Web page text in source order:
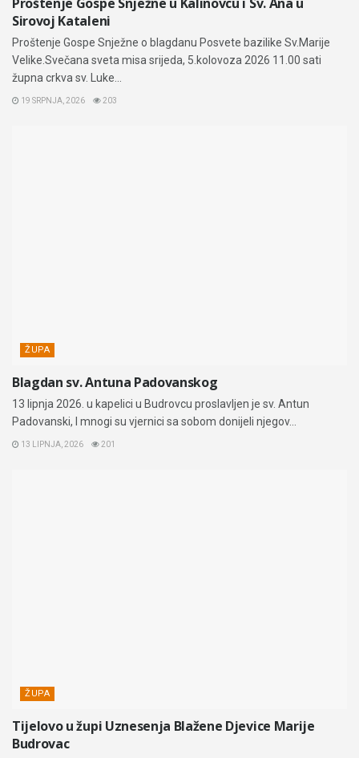
Sirovoj Kataleni
Proštenje Gospe Snježne o blagdanu Posvete bazilike Sv.Marije
Velike.Svečana sveta misa srijeda, 5.kolovoza 2026 11.00 sati
župna crkva sv. Luke...
19 SRPNJA, 2026 203
ŽUPA
Blagdan sv. Antuna Padovanskog
13 lipnja 2026. u kapelici u Budrovcu proslavljen je sv. Antun
Padovanski, I mnogi su vjernici sa sobom donijeli njegov...
13 LIPNJA, 2026 201
ŽUPA
Tijelovo u župi Uznesenja Blažene Djevice Marije
Budrovac